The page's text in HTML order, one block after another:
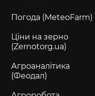
Погода (MeteoFarm)
Ціни на зерно
(Zernotorg.ua)
Агроаналітика
(Феодал)